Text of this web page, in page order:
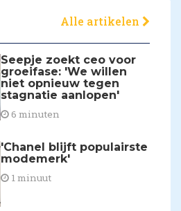
Alle artikelen
Seepje zoekt ceo voor
groeifase: 'We willen
niet opnieuw tegen
stagnatie aanlopen'
6 minuten
'Chanel blijft populairste
modemerk'
1 minuut